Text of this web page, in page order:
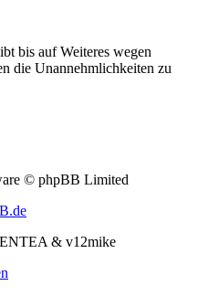
bis auf Weiteres wegen
die Unannehmlichkeiten zu
© phpBB Limited
& v12mike